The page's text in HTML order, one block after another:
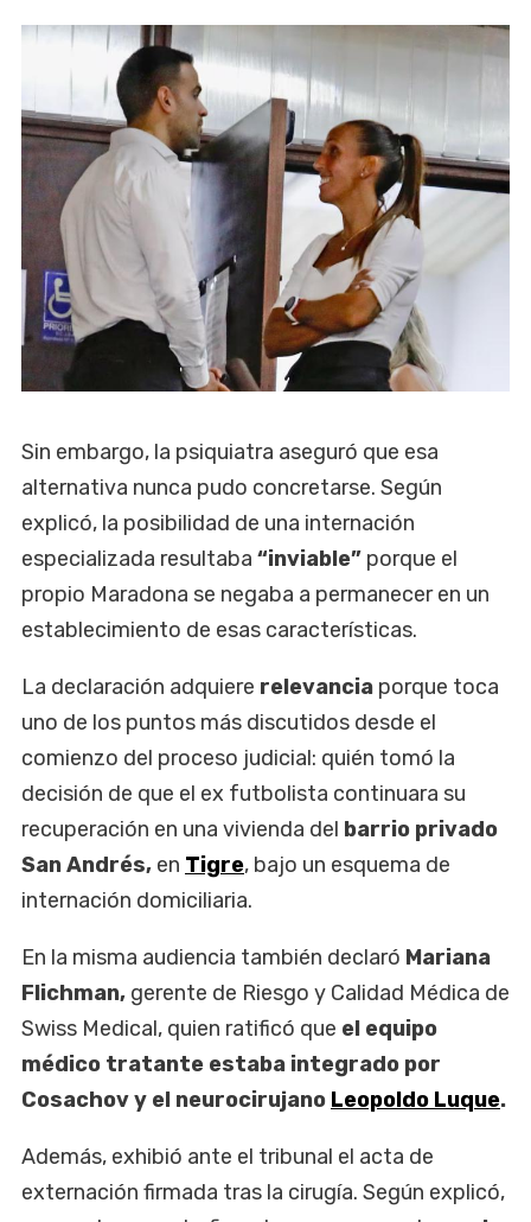
Sin embargo, la psiquiatra aseguró que esa
alternativa nunca pudo concretarse. Según
explicó, la posibilidad de una internación
especializada resultaba “inviable” porque el
propio Maradona se negaba a permanecer en un
establecimiento de esas características.
La declaración adquiere relevancia porque toca
uno de los puntos más discutidos desde el
comienzo del proceso judicial: quién tomó la
decisión de que el ex futbolista continuara su
recuperación en una vivienda del barrio privado
San Andrés, en Tigre, bajo un esquema de
internación domiciliaria.
En la misma audiencia también declaró Mariana
Flichman, gerente de Riesgo y Calidad Médica de
Swiss Medical, quien ratificó que el equipo
médico tratante estaba integrado por
Cosachov y el neurocirujano Leopoldo Luque.
Además, exhibió ante el tribunal el acta de
externación firmada tras la cirugía. Según explicó,